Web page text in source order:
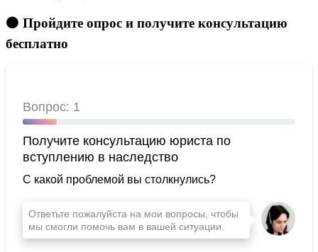
🟠 Пройдите опрос и получите консультацию
бесплатно